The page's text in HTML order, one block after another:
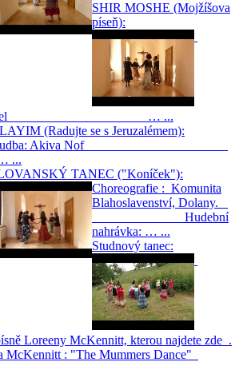
SHIR MOSHE (Mojžíšova
píseň):
Settel … ...
(Radujte se s Jeruzalémem):
Akiva Nof
...
TANEC ("Koníček"):
Choreografie : Komunita
Blahoslavenství, Dolany.
Hudební
nahrávka: … ...
Studnový tanec:
Loreeny McKennitt, kterou najdete zde .
McKennitt : "The Mummers Dance"